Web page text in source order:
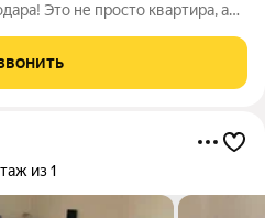
Это не просто квартира, а
Высокие потолки
из 1